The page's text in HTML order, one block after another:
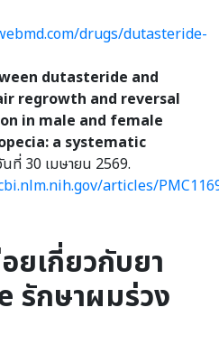
drugs/dutasteride-
dutasteride and
regrowth and reversal
in male and female
a systematic
ที่ 30 เมษายน 2569.
articles/
ยเกี่ยวกับยา
รักษาผมร่วง